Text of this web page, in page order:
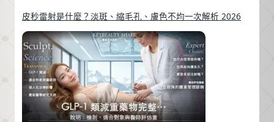
皮秒雷射是什麼？淡斑、縮毛孔、膚色不均一次解析 2026